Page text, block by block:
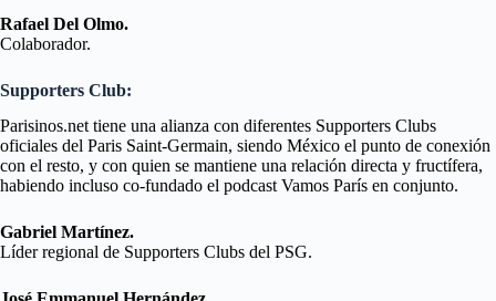
Rafael Del Olmo.
Colaborador.
Supporters Club:
Parisinos.net tiene una alianza con diferentes Supporters Clubs
oficiales del Paris Saint-Germain, siendo México el punto de conexión
con el resto, y con quien se mantiene una relación directa y fructífera,
habiendo incluso co-fundado el podcast Vamos París en conjunto.
Gabriel Martínez.
Líder regional de Supporters Clubs del PSG.